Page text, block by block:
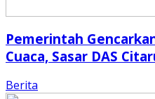
Pemerintah
Cuaca, Sasar DAS
Berita